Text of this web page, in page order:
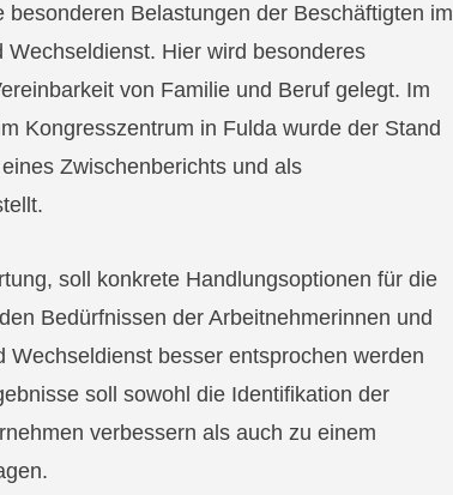
besonderen Belastungen der Beschäftigten im
Hier wird besonderes
von Familie und Beruf gelegt. Im
Kongresszentrum in Fulda wurde der Stand
Zwischenberichts und als
soll konkrete Handlungsoptionen für die
Bedürfnissen der Arbeitnehmerinnen und
Wechseldienst besser entsprochen werden
soll sowohl die Identifikation der
verbessern als auch zu einem